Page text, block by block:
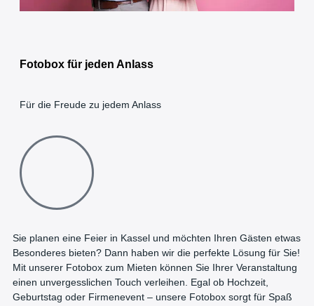
Fotobox für jeden Anlass
Für die Freude zu jedem Anlass
Sie planen eine Feier in Kassel und möchten Ihren Gästen etwas
Besonderes bieten? Dann haben wir die perfekte Lösung für Sie!
Mit unserer Fotobox zum Mieten können Sie Ihrer Veranstaltung
einen unvergesslichen Touch verleihen. Egal ob Hochzeit,
Geburtstag oder Firmenevent – unsere Fotobox sorgt für Spaß